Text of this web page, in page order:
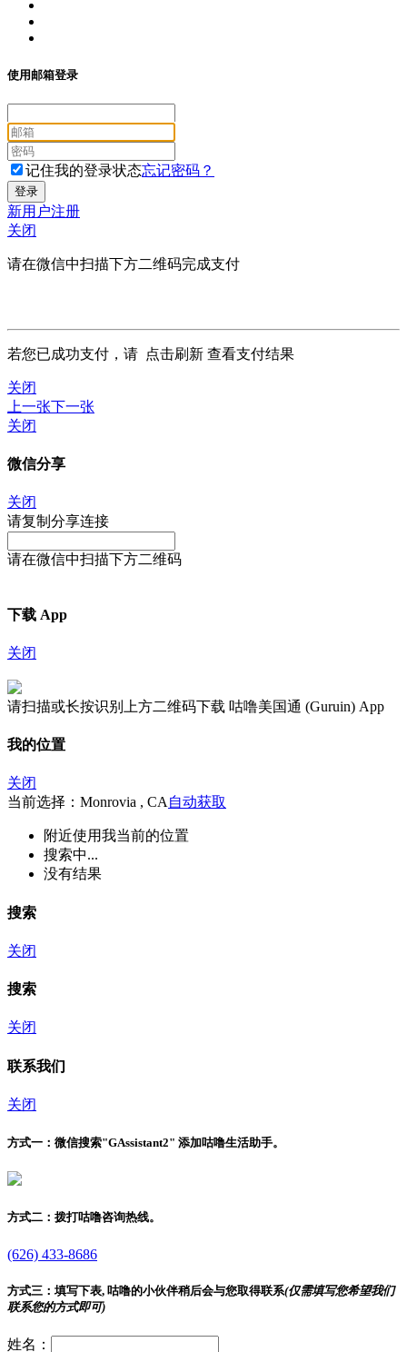
使用邮箱登录
记住我的登录状态忘记密码？
新用户注册
关闭
请在微信中扫描下方二维码完成支付
若您已成功支付，请 点击刷新 查看支付结果
关闭
上一张下一张
关闭
微信分享
关闭
请复制分享连接
请在微信中扫描下方二维码
下载 App
关闭
请扫描或长按识别上方二维码下载 咕噜美国通 (Guruin) App
我的位置
关闭
当前选择：Monrovia , CA 自动获取
附近使用我当前的位置
搜索中...
没有结果
搜索
关闭
搜索
关闭
联系我们
关闭
方式一： 微信搜索"GAssistant2" 添加咕噜生活助手。
方式二： 拨打咕噜咨询热线。
(626) 433-8686
方式三： 填写下表, 咕噜的小伙伴稍后会与您取得联系(仅需填写您希望我们
联系您的方式即可)
姓名：